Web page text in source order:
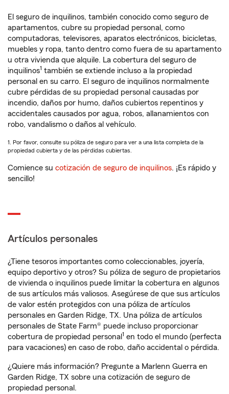
El seguro de inquilinos, también conocido como seguro de
apartamentos, cubre su propiedad personal, como
computadoras, televisores, aparatos electrónicos, bicicletas,
muebles y ropa, tanto dentro como fuera de su apartamento
u otra vivienda que alquile. La cobertura del seguro de
inquilinos1 también se extiende incluso a la propiedad
personal en su carro. El seguro de inquilinos normalmente
cubre pérdidas de su propiedad personal causadas por
incendio, daños por humo, daños cubiertos repentinos y
accidentales causados por agua, robos, allanamientos con
robo, vandalismo o daños al vehículo.
1. Por favor, consulte su póliza de seguro para ver a una lista completa de la
propiedad cubierta y de las pérdidas cubiertas.
Comience su cotización de seguro de inquilinos. ¡Es rápido y
sencillo!
Artículos personales
¿Tiene tesoros importantes como coleccionables, joyería,
equipo deportivo y otros? Su póliza de seguro de propietarios
de vivienda o inquilinos puede limitar la cobertura en algunos
de sus artículos más valiosos. Asegúrese de que sus artículos
de valor estén protegidos con una póliza de artículos
personales en Garden Ridge, TX. Una póliza de artículos
personales de State Farm® puede incluso proporcionar
cobertura de propiedad personal 1 en todo el mundo (perfecta
para vacaciones) en caso de robo, daño accidental o pérdida.
¿Quiere más información? Pregunte a Marlenn Guerra en
Garden Ridge, TX sobre una cotización de seguro de
propiedad personal.